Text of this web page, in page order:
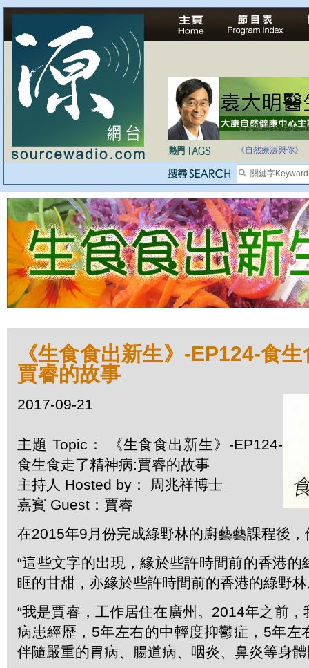
自家教育合法化-
《自然療法與你》
《生食食出新生》-EP124-食
賈睿的故事
2017-09-21
主題 Topic： 《生食食出新生》-EP124-
食生食走了精神病:賈睿的故事
主持人 Hosted by： 周兆祥博士
嘉賓 Guest：賈睿
在2015年9月份完成綠野林的廚藝藝課程後
“這些文字的出現，緣於些許時間前的香港的
眶的甘甜，亦緣於些許時間前的香港的綠野林
“我是賈睿，工作居住在廣州。2014年之前
病患經歷，5年左右的中輕度抑鬱症，5年左
伴隨嚴重的胃病、腸道病、咽炎、鼻炎等身體